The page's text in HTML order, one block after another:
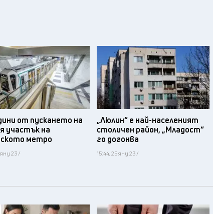
от пускането на
участък на
метро
23 /
„Люлин“ е най-населеният
столичен район, „Младост“
го догонва
15:44, 25 яну 23 /